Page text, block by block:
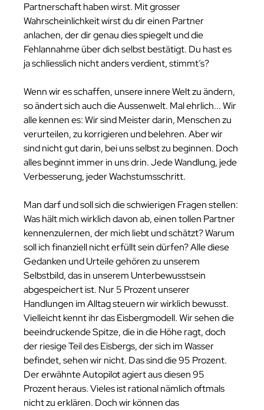
Partnerschaft haben wirst. Mit grosser
Wahrscheinlichkeit wirst du dir einen Partner
anlachen, der dir genau dies spiegelt und die
Fehlannahme über dich selbst bestätigt. Du hast es
ja schliesslich nicht anders verdient, stimmt’s?
Wenn wir es schaffen, unsere innere Welt zu ändern,
so ändert sich auch die Aussenwelt. Mal ehrlich... Wir
alle kennen es: Wir sind Meister darin, Menschen zu
verurteilen, zu korrigieren und belehren. Aber wir
sind nicht gut darin, bei uns selbst zu beginnen. Doch
alles beginnt immer in uns drin. Jede Wandlung, jede
Verbesserung, jeder Wachstumsschritt.
Man darf und soll sich die schwierigen Fragen stellen:
Was hält mich wirklich davon ab, einen tollen Partner
kennenzulernen, der mich liebt und schätzt? Warum
soll ich finanziell nicht erfüllt sein dürfen? Alle diese
Gedanken und Urteile gehören zu unserem
Selbstbild, das in unserem Unterbewusstsein
abgespeichert ist. Nur 5 Prozent unserer
Handlungen im Alltag steuern wir wirklich bewusst.
Vielleicht kennt ihr das Eisbergmodell. Wir sehen die
beeindruckende Spitze, die in die Höhe ragt, doch
der riesige Teil des Eisbergs, der sich im Wasser
befindet, sehen wir nicht. Das sind die 95 Prozent.
Der erwähnte Autopilot agiert aus diesen 95
Prozent heraus. Vieles ist rational nämlich oftmals
nicht zu erklären. Doch wir können das